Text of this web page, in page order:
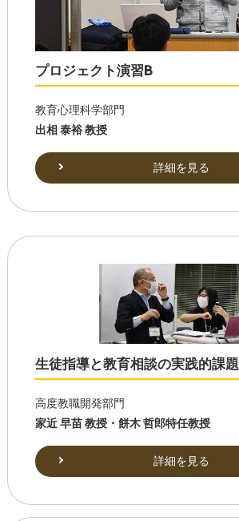
プロジェクト演習B
教育心理科学部門
出相 泰裕 教授
詳細を見る
生徒指導と教育相談の実践的課題
高度教職開発部門
家近 早苗 教授・餅木 哲郎特任教授
詳細を見る